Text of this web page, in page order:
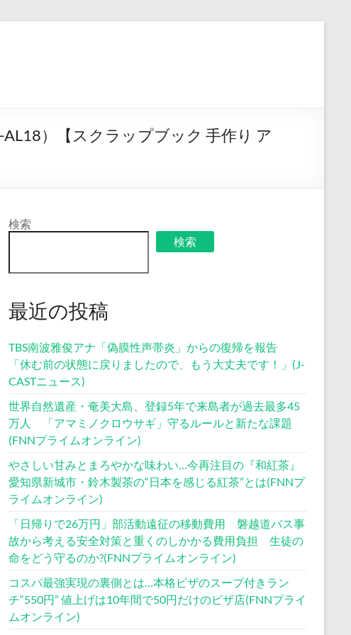
AL18）【スクラップブック 手作り ア
検索
検索
最近の投稿
TBS南波雅俊アナ「偽膜性声帯炎」からの復帰を報告
「休む前の状態に戻りましたので、もう大丈夫です！」(J-
CASTニュース)
世界自然遺産・奄美大島、登録5年で来島者が過去最多45
万人 「アマミノクロウサギ」守るルールと新たな課題
(FNNプライムオンライン)
やさしい甘みとまろやかな味わい…今再注目の『和紅茶』
愛知県新城市・鈴木製茶の“日本を感じる紅茶”とは(FNNプ
ライムオンライン)
「日帰りで26万円」部活動遠征の移動費用 磐越道バス事
故から考える安全対策と重くのしかかる費用負担 生徒の
命をどう守るのか?(FNNプライムオンライン)
コスパ最強実現の裏側とは…本格ピザのスープ付きラン
チ“550円” 値上げは10年間で50円だけのピザ店(FNNプライ
ムオンライン)